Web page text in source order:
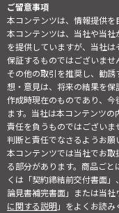
ご留意事項
本コンテンツは、情報提供を
本コンテンツは、当社や当
を提供していますが、当社
保証するものではございませ
その他の取引を推奨し、勧
想・意見は、将来の結果を
作成時現在のものであり、
ます。当社は本コンテンツ
責任を負うものではござい
判断と責任でなさるようお願
本コンテンツでは当社でお
る部分があります。商品ご
くは「契約締結前交付書面
論見書補完書面」または当
に関する説明」をよくお読み